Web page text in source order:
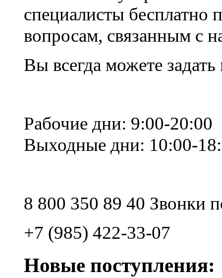
специалисты
вопросам, связанным с
Вы всегда можете
Рабочие дни: 9:00-20:00
Выходные дни: 10:00-
8 800 350 89 40 Звонки
+7 (985) 422-33-07
Новые поступления: